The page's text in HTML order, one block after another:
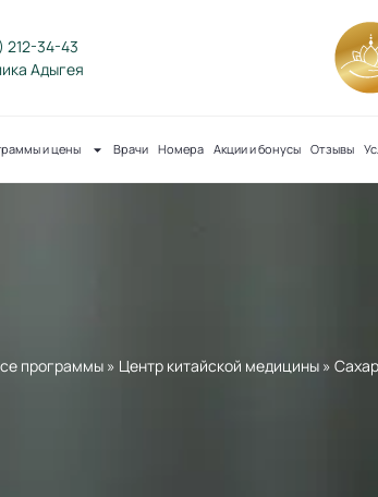
212-34-43
Адыгея
и цены Врачи Номера Акции и бонусы Отзывы
программы» Центр китайской медицины»